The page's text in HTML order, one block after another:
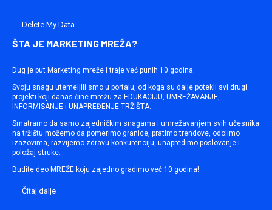
Delete My Data
ŠTA JE MARKETING MREŽA?
Dug je put Marketing mreže i traje već punih 10 godina.
Svoju snagu utemeljili smo u portalu, od koga su dalje potekli svi drugi
projekti koji danas čine mrežu za EDUKACIJU, UMREŽAVANJE,
INFORMISANJE i UNAPREĐENJE TRŽIŠTA.
Smatramo da samo zajedničkim snagama i umrežavanjem svih učesnika
na tržištu možemo da pomerimo granice, pratimo trendove, odolimo
izazovima, razvijemo zdravu konkurenciju, unapredimo poslovanje i
položaj struke.
Budite deo MREŽE koju zajedno gradimo već 10 godina!
Čitaj dalje